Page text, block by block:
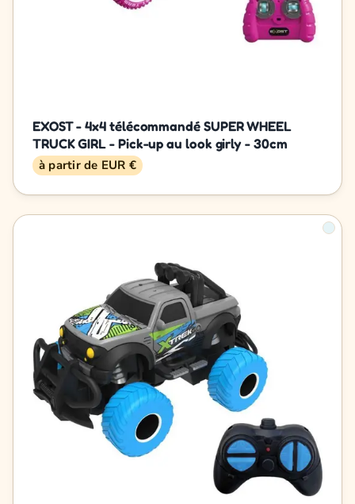
EXOST - 4x4 télécommandé SUPER WHEEL
TRUCK GIRL - Pick-up au look girly - 30cm
à partir de EUR €